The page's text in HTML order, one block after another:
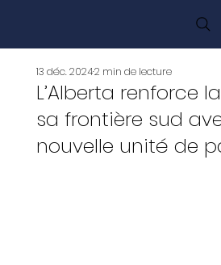
L’Alberta renforce
sa frontière sud
nouvelle unité de
13 déc. 20242 min de lecture